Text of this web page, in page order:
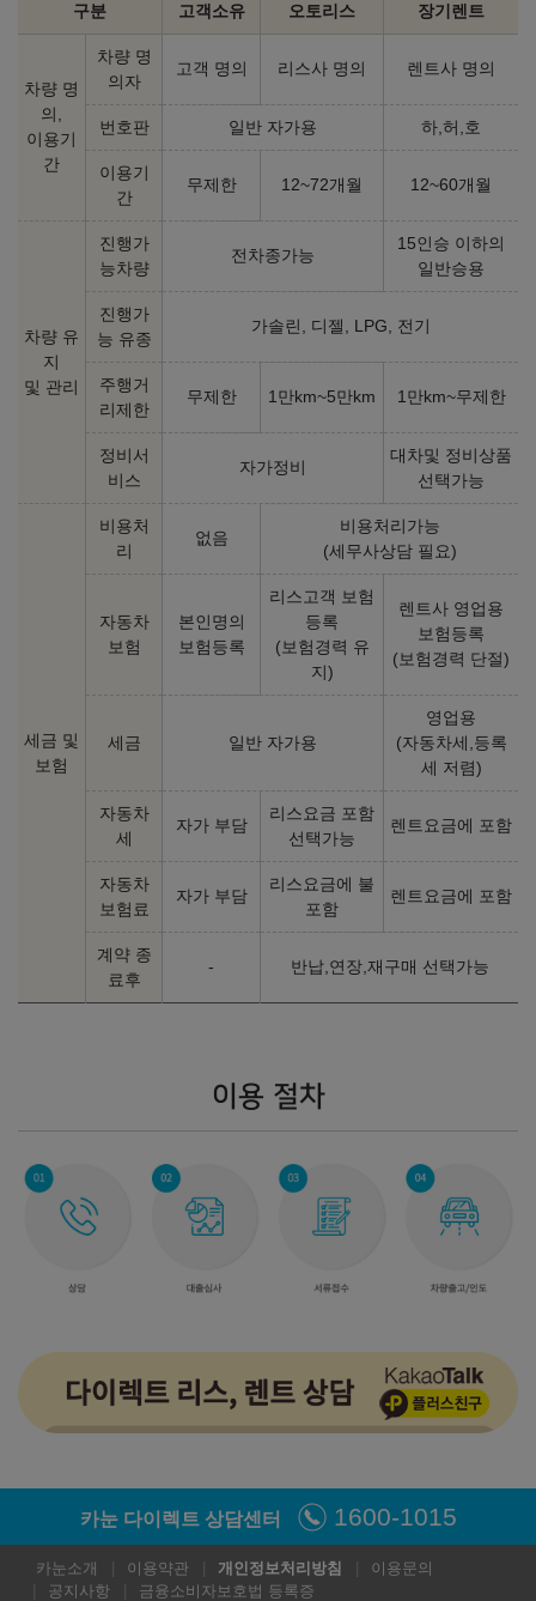
구분 고객소유 오토리스 장기렌트
차량 명
의,
이용기
간
차량 명
의자
고객 명의 리스사 명의 렌트사 명의
번호판 일반 자가용 하,허,호
이용기
간
무제한 12~72개월 12~60개월
차량 유
지
및 관리
진행가
능차량
전차종가능
15인승 이하의
일반승용
진행가
능 유종
가솔린, 디젤, LPG, 전기
주행거
리제한
무제한 1만km~5만km 1만km~무제한
정비서
비스
자가정비
대차및 정비상품
선택가능
세금 및
보험
비용처
리
없음
비용처리가능
(세무사상담 필요)
자동차
보험
본인명의
보험등록
리스고객 보험
등록
(보험경력 유
지)
렌트사 영업용
보험등록
(보험경력 단절)
세금 일반 자가용
영업용
(자동차세,등록
세 저렴)
자동차
세
자가 부담
리스요금 포함
선택가능
렌트요금에 포함
자동차
보험료
자가 부담
리스요금에 불
포함
렌트요금에 포함
계약 종
료후
- 반납,연장,재구매 선택가능
이용 절차
카눈 다이렉트 상담센터 1600-1015
카눈소개 이용약관 개인정보처리방침
이용문의
공지사항
금융소비자보호법 등록증